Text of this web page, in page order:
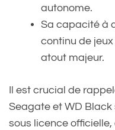
autonome.
Sa capacité à
continu de
atout majeur.
Il est crucial de
Seagate et WD
sous licence